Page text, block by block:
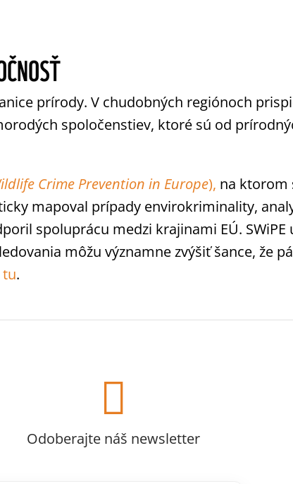
prírody. V chudobných regiónoch
spoločenstiev, ktoré sú od
Crime Prevention in Europe), na ktorom
mapoval prípady envirokriminality,
spoluprácu medzi krajinami EÚ. SWiPE
môžu významne zvýšiť šance, že
tu.

Odoberajte náš newsletter